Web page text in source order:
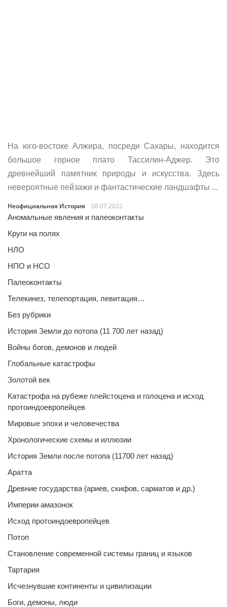
На юго-востоке Алжира, посреди Сахары, находится
большое горное плато Тассилин-Аджер. Это
древнейший памятник природы и искусства. Здесь
невероятные пейзажи и фантастические ландшафты ...
Неофициальная История
08.07.2022
Аномальные явления и палеоконтакты
Круги на полях
НЛО
НПО и НСО
Палеоконтакты
Телекинез, телепортация, левитация…
Без рубрики
История Земли до потопа (11 700 лет назад)
Войны богов, демонов и людей
Глобальные катастрофы
Золотой век
Катастрофа на рубеже плейстоцена и голоцена и исход
протоиндоевропейцев
Мировые эпохи и человечества
Хронологические схемы и иллюзии
История Земли после потопа (11700 лет назад)
Аратта
Древние государства (ариев, скифов, сарматов и др.)
Империи амазонок
Исход протоиндоевропейцев
Потоп
Становление современной системы границ и языков
Тартария
Исчезнувшие континенты и цивилизации
Боги, демоны, люди